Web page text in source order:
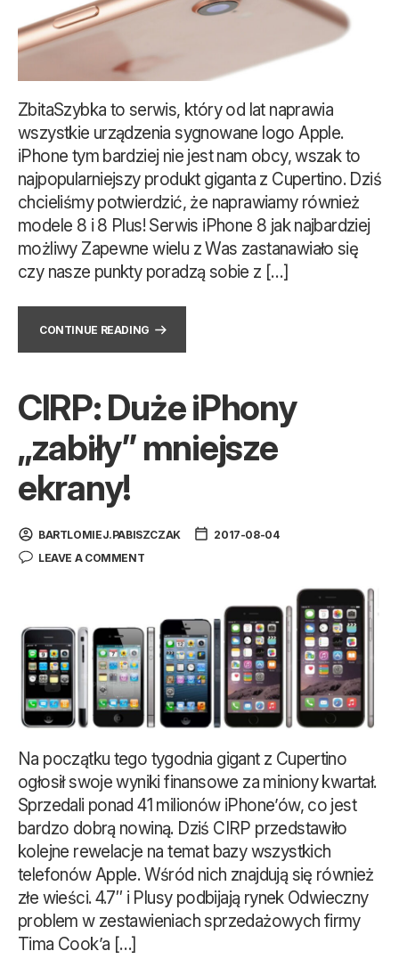
ZbitaSzybka to serwis, który od lat naprawia
wszystkie urządzenia sygnowane logo Apple.
iPhone tym bardziej nie jest nam obcy, wszak to
najpopularniejszy produkt giganta z Cupertino. Dziś
chcieliśmy potwierdzić, że naprawiamy również
modele 8 i 8 Plus! Serwis iPhone 8 jak najbardziej
możliwy Zapewne wielu z Was zastanawiało się
czy nasze punkty poradzą sobie z […]
CONTINUE READING
CIRP: Duże iPhony
„zabiły” mniejsze
ekrany!
BARTLOMIEJ.PABISZCZAK
2017-08-04
LEAVE A COMMENT
Na początku tego tygodnia gigant z Cupertino
ogłosił swoje wyniki finansowe za miniony kwartał.
Sprzedali ponad 41 milionów iPhone’ów, co jest
bardzo dobrą nowiną. Dziś CIRP przedstawiło
kolejne rewelacje na temat bazy wszystkich
telefonów Apple. Wśród nich znajdują się również
złe wieści. 4.7″ i Plusy podbijają rynek Odwieczny
problem w zestawieniach sprzedażowych firmy
Tima Cook’a […]